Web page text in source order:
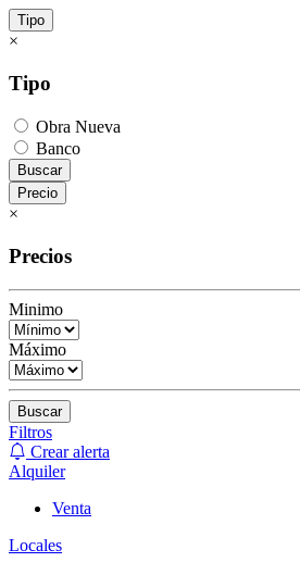
Tipo
×
Tipo
Obra Nueva
Banco
Buscar
Precio
×
Precios
Minimo
Máximo
Buscar
Filtros
Crear alerta
Alquiler
Venta
Locales